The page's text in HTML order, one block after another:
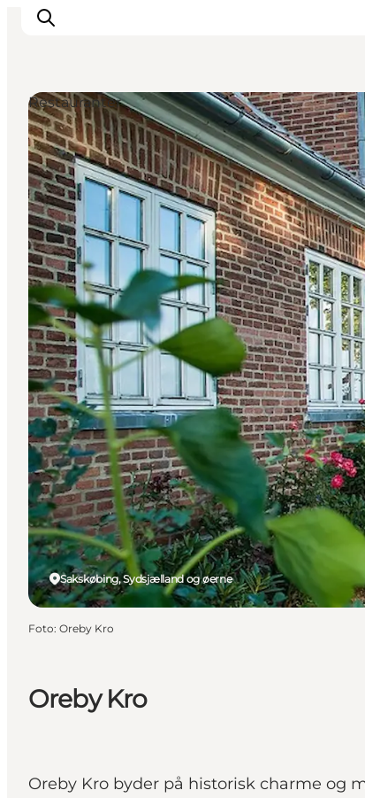
Oplevelser
I naturen
For børn
Kultur
Gastronomi
Planlæg din ferie
Oreby Kro
Oreby Kro byder på historisk charme og
Sakskøbing, Sydsjælland og øerne
Restauranter
Foto: Oreby Kro